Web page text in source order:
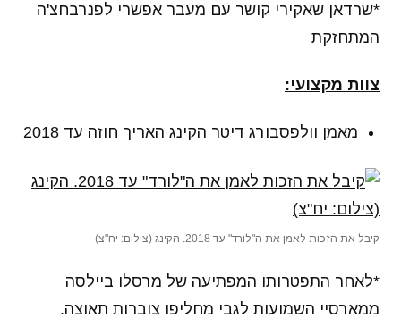
*שרדאן שאקירי קושר עם מעבר אפשרי לפנרבחצ'ה
המתחזקת
צוות מקצועי:
מאמן וולפסבורג דיטר הקינג האריך חוזה עד 2018
קיבל את הזכות לאמן את ה"לורד" עד 2018. הקינג (צילום: יח"צ)
*לאחר התפטרותו המפתיעה של מרסלו ביילסה
ממארסיי השמועות לגבי מחליפו צוברות תאוצה.